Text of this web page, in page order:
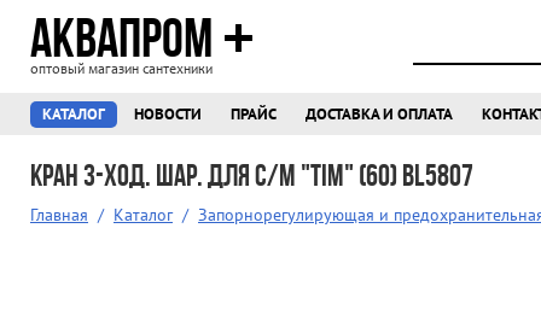
АКВАПРОМ
оптовый магазин сантехники
КАТАЛОГ НОВОСТИ ПРАЙС ДОСТАВКА И ОПЛАТА
Кран 3-ход. шар. для с/м "TIM" (60) BL5807
Главная / Каталог / Запорнорегулирующая и